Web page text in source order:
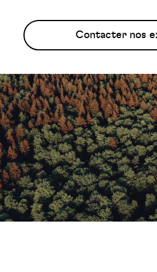
Contacter nos